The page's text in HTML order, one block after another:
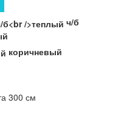
ч/б
коричневый
300 см